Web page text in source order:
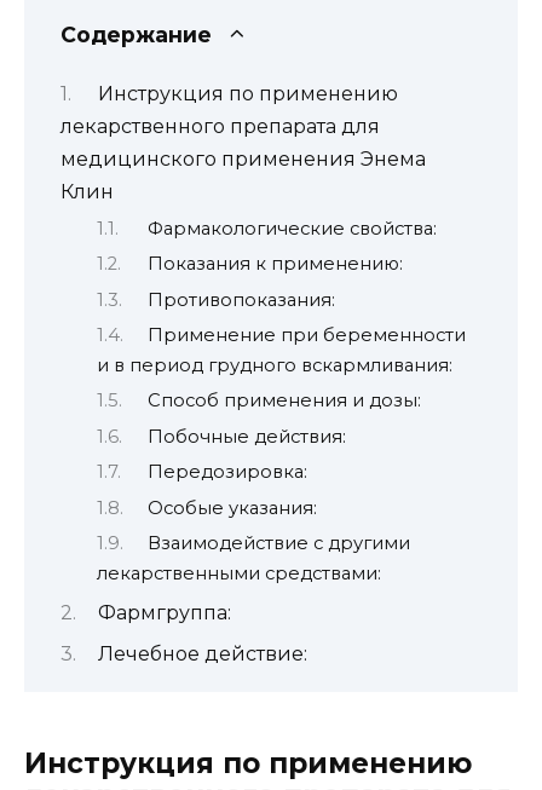
Содержание
Инструкция по применению
лекарственного препарата для
медицинского применения Энема
Клин
Фармакологические свойства:
Показания к применению:
Противопоказания:
Применение при беременности
и в период грудного вскармливания:
Способ применения и дозы:
Побочные действия:
Передозировка:
Особые указания:
Взаимодействие с другими
лекарственными средствами:
Фармгруппа:
Лечебное действие:
Инструкция по применению